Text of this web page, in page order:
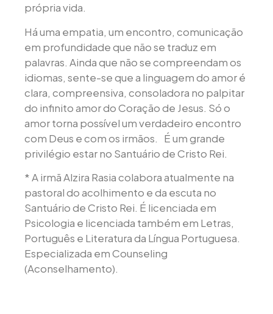
própria vida.
Há uma empatia, um encontro, comunicação
em profundidade que não se traduz em
palavras. Ainda que não se compreendam os
idiomas, sente-se que a linguagem do amor é
clara, compreensiva, consoladora no palpitar
do infinito amor do Coração de Jesus. Só o
amor torna possível um verdadeiro encontro
com Deus e com os irmãos. É um grande
privilégio estar no Santuário de Cristo Rei.
* A irmã Alzira Rasia colabora atualmente na
pastoral do acolhimento e da escuta no
Santuário de Cristo Rei. É licenciada em
Psicologia e licenciada também em Letras,
Português e Literatura da Língua Portuguesa.
Especializada em Counseling
(Aconselhamento).